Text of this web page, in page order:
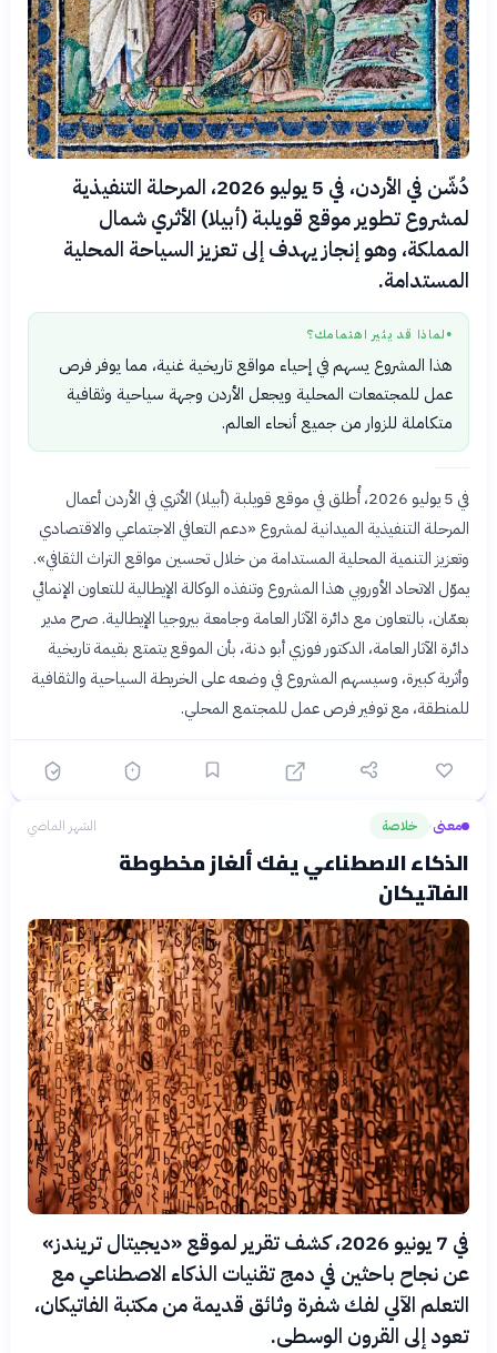
دُشّن في الأردن، في 5 يوليو 2026، المرحلة التنفيذية
لمشروع تطوير موقع قويلبة (أبيلا) الأثري شمال
المملكة، وهو إنجاز يهدف إلى تعزيز السياحة المحلية
المستدامة.
● لماذا قد يثير اهتمامك؟
هذا المشروع يسهم في إحياء مواقع تاريخية غنية، مما يوفر فرص
عمل للمجتمعات المحلية ويجعل الأردن وجهة سياحية وثقافية
متكاملة للزوار من جميع أنحاء العالم.
في 5 يوليو 2026، أُطلق في موقع قويلبة (أبيلا) الأثري في الأردن أعمال
المرحلة التنفيذية الميدانية لمشروع «دعم التعافي الاجتماعي والاقتصادي
وتعزيز التنمية المحلية المستدامة من خلال تحسين مواقع التراث الثقافي».
يموّل الاتحاد الأوروبي هذا المشروع وتنفذه الوكالة الإيطالية للتعاون الإنمائي
بعمّان، بالتعاون مع دائرة الآثار العامة وجامعة بيروجيا الإيطالية. صرح مدير
دائرة الآثار العامة، الدكتور فوزي أبو دنة، بأن الموقع يتمتع بقيمة تاريخية
وأثرية كبيرة، وسيسهم المشروع في وضعه على الخريطة السياحية والثقافية
للمنطقة، مع توفير فرص عمل للمجتمع المحلي.
معنى› خلاصة الشهر الماضي
الذكاء الاصطناعي يفك ألغاز مخطوطة
الفاتيكان
في 7 يونيو 2026، كشف تقرير لموقع «ديجيتال تريندز»
عن نجاح باحثين في دمج تقنيات الذكاء الاصطناعي مع
التعلم الآلي لفك شفرة وثائق قديمة من مكتبة الفاتيكان،
تعود إلى القرون الوسطى.